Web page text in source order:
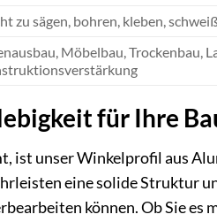
zu sägen, bohren, kleben,
Möbelbau, Trockenbau,
für Ihre
ist unser Winkelprofil aus
eine solide Struktur
können. Ob Sie